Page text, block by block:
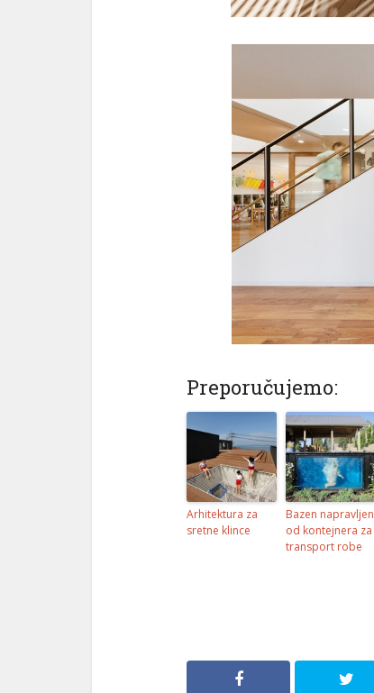
Preporučujemo:
Arhitektura za
sretne klince
Bazen napravljen
od kontejnera za
transport robe